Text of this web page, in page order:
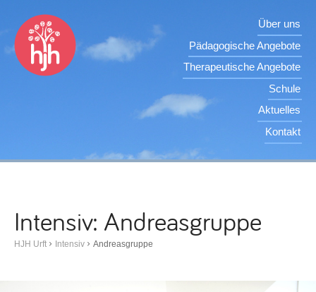
Über uns
Pädagogische Angebote
Therapeutische Angebote
Schule
Aktuelles
Kontakt
Intensiv: Andreasgruppe
HJH Urft Intensiv Andreasgruppe